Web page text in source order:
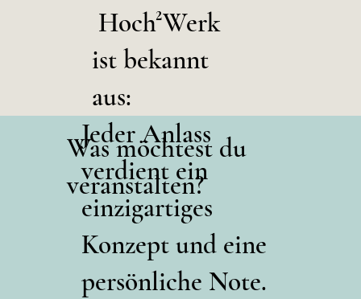
Hoch²Werk
ist bekannt
aus:
Was möchtest du
veranstalten?
Jeder Anlass
verdient ein
einzigartiges
Konzept und eine
persönliche Note.